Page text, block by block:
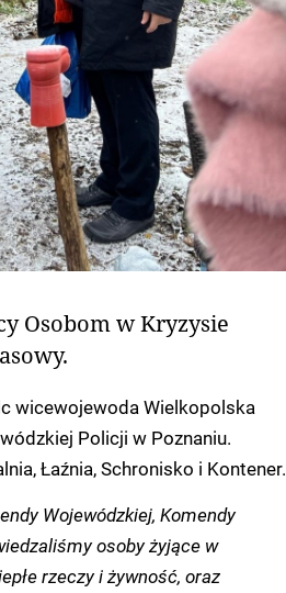
Osobom w Kryzysie
wicewojewoda Wielkopolska
Policji w Poznaniu.
Łaźnia, Schronisko i Kontener.
Wojewódzkiej, Komendy
osoby żyjące w
rzeczy i żywność, oraz